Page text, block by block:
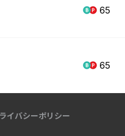
65
65
イバシーポリシー